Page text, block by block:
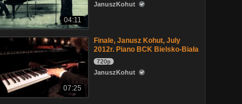
04:11
JanuszKohut
07:25
Finale, Janusz Kohut, July
2012r. Piano BCK Bielsko-Biała
720p
JanuszKohut